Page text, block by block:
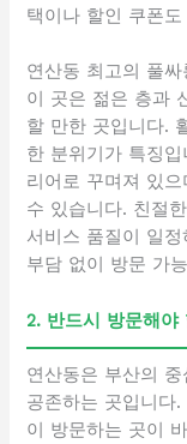
택이나 할인 쿠폰
연산동 최고의 풀싸
이 곳은 젊은 층과
할 만한 곳입니다.
한 분위기가 특징
리어로 꾸며져 있
수 있습니다. 친절
서비스 품질이 일
부담 없이 방문 가
2. 반드시 방문해야
연산동은 부산의
공존하는 곳입니다
이 방문하는 곳이